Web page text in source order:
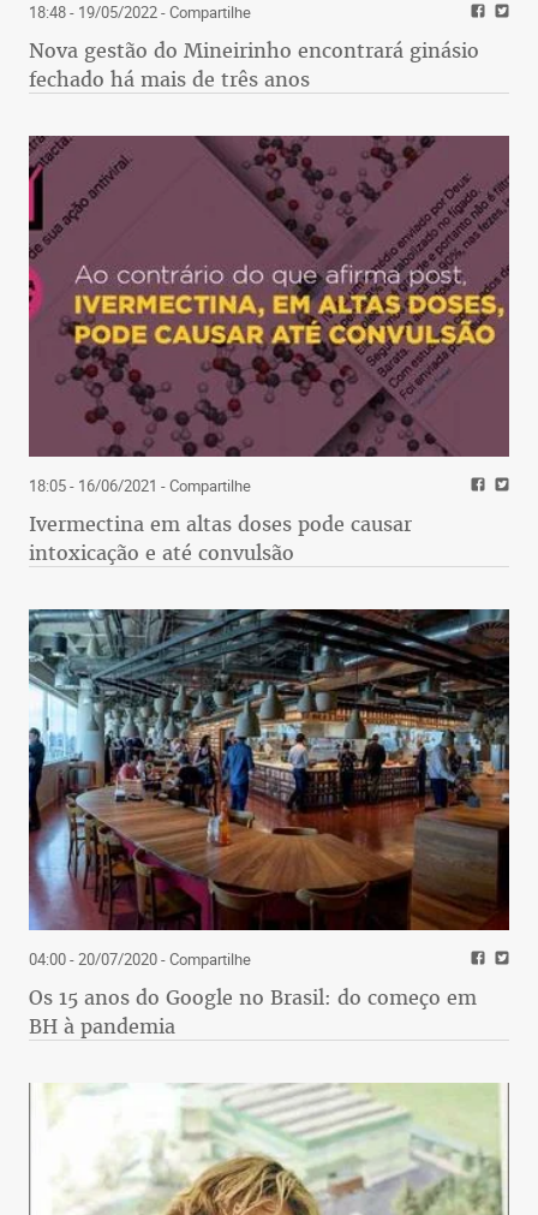
18:48 - 19/05/2022- Compartilhe
Nova gestão do Mineirinho encontrará ginásio
fechado há mais de três anos
18:05 - 16/06/2021 - Compartilhe
Ivermectina em altas doses pode causar
intoxicação e até convulsão
04:00 - 20/07/2020- Compartilhe
Os 15 anos do Google no Brasil: do começo em
BH à pandemia